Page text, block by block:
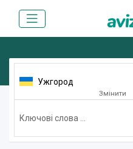
Ужгород
Змінити